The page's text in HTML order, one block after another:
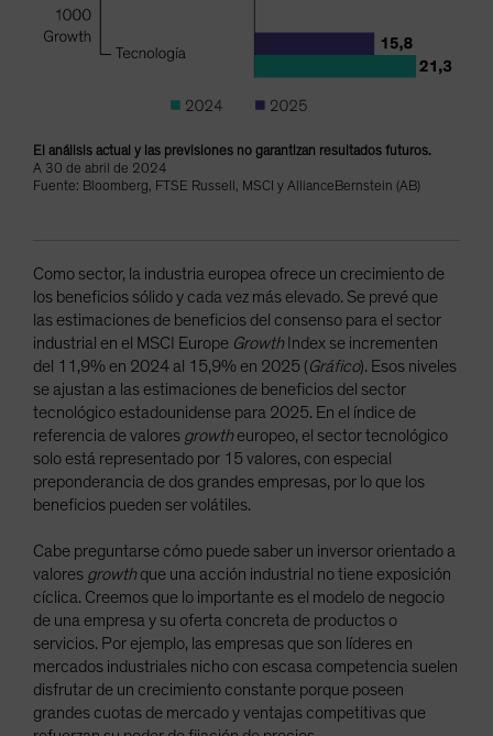
El análisis actual y las previsiones no garantizan resultados futuros.
A 30 de abril de 2024
Fuente: Bloomberg, FTSE Russell, MSCI y AllianceBernstein (AB)
Como sector, la industria europea ofrece un crecimiento de
los beneficios sólido y cada vez más elevado. Se prevé que
las estimaciones de beneficios del consenso para el sector
industrial en el MSCI Europe GrowthIndex se incrementen
del 11,9% en 2024 al 15,9% en 2025 (Gráfico). Esos niveles
se ajustan a las estimaciones de beneficios del sector
tecnológico estadounidense para 2025. En el índice de
referencia de valores growtheuropeo, el sector tecnológico
solo está representado por 15 valores, con especial
preponderancia de dos grandes empresas, por lo que los
beneficios pueden ser volátiles.
Cabe preguntarse cómo puede saber un inversor orientado a
valores growthque una acción industrial no tiene exposición
cíclica. Creemos que lo importante es el modelo de negocio
de una empresa y su oferta concreta de productos o
servicios. Por ejemplo, las empresas que son líderes en
mercados industriales nicho con escasa competencia suelen
disfrutar de un crecimiento constante porque poseen
grandes cuotas de mercado y ventajas competitivas que